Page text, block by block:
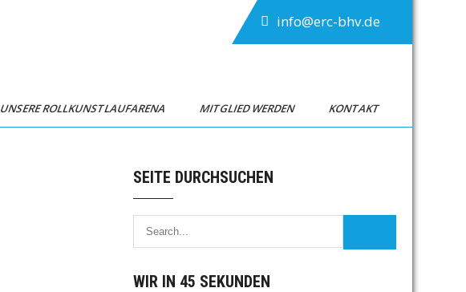
info@erc-bhv.de
UNSERE ROLLKUNSTLAUFARENA MITGLIED WERDEN KONTAKT
SEITE DURCHSUCHEN
WIR IN 45 SEKUNDEN